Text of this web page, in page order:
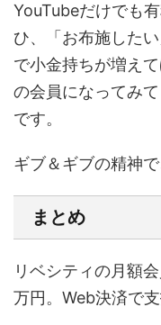
YouTubeだけでも
ひ、「お布施した
で小金持ちが増え
の会員になってみ
です。
ギブ＆ギブの精神
まとめ
リベシティの月額
万円。Web決済で支